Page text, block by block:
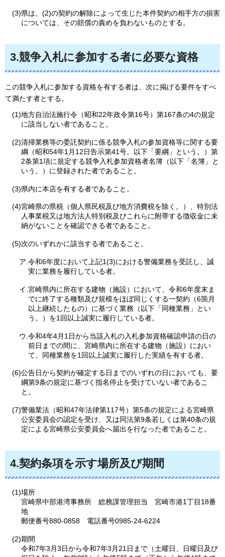
(3)県は、(2)の契約の解除によって生じた本件契約の相手方の損害
については、その賠償の責めを負わないものとする。
3.競争入札に参加する者に必要な資格
この競争入札に参加する資格を有する者は、次に掲げる要件をすべ
て満たす者とする。
(1)地方自治法施行令（昭和22年政令第16号）第167条の4の規定
に該当しない者であること。
(2)清掃業務等の委託契約に係る競争入札の参加資格等に関する要
綱（昭和54年1月12日告示第41号。以下「要綱」という。）第
2条第1項に規定する競争入札参加資格者名簿（以下「名簿」と
いう。）に登録された者であること。
(3)県内に本店を有する者であること。
(4)宮崎県の県税（個人県民税及び地方消費税を除く。）、特別法
人事業税又は地方法人特別税及びこれらに附帯する徴収金に未
納がないことを確認できる者であること。
(5)次のいずれかに該当する者であること。
ア.令和6年度において上記1(3)における警備業務を受託し、誠
実に業務を履行している者。
イ.宮崎県内に所在する建物（施設）において、令和6年度末ま
でに終了する種類及び規模をほぼ同じくする一契約（6箇月
以上継続したもの）に基づく業務（以下「同種業務」とい
う。）を1回以上誠実に履行している者。
ウ.令和4年4月1日から当該入札の入札参加資格確認申請の日の
前日までの間に、宮崎県内に所在する建物（施設）におい
て、同種業務を1回以上誠実に履行した実績を有する者。
(6)公告日から契約が確定する日までのいずれの日においても、要
綱第9条の規定に基づく指名停止を受けていない者であるこ
と。
(7)警備業法（昭和47年法律第117号）第5条の規定による宮崎県
公安委員会の認定を受け、又は同法第9条若しくは第40条の規
定による宮崎県公安委員会へ届出を行なった者であること。
4.契約条項を示す場所及び期間
(1)場所
宮崎県中部港湾事務所
総務課管理担当
宮崎市港1丁目18番
地
郵便番号880-0858
電話番号0985-24-6224
(2)期間
令和7年3月3日から令和7年3月21日まで（土曜日、日曜日及び